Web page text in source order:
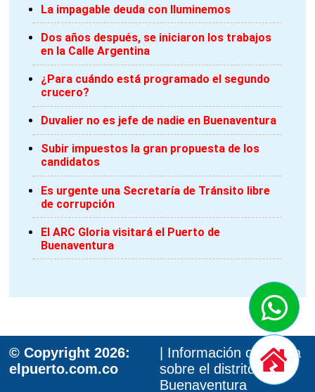
La impagable deuda con Iluminemos
Dos años después, se iniciaron los trabajos
en la Calle Argentina
¿Para cuándo está programado el segundo
crucero?
Duvalier no es jefe de nadie en Buenaventura
Subir impuestos la gran propuesta de los
candidatos
Es urgente una Secretaría de Tránsito libre
de corrupción
El ARC Gloria visitará el Puerto de
Buenaventura
© Copyright 2026:
elpuerto.com.co
| Información oportuna
sobre el distrito de
Buenaventura